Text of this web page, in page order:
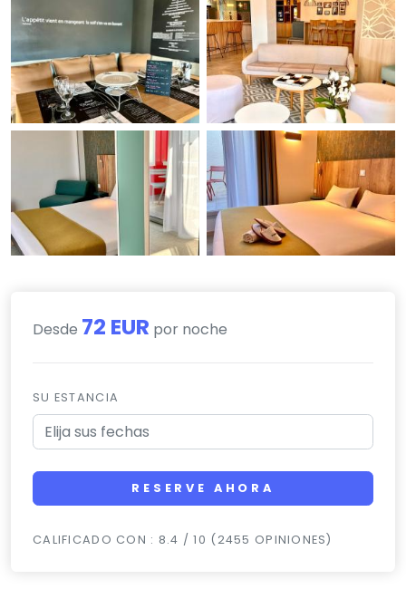
Desde 72 EUR por noche
SU ESTANCIA
RESERVE AHORA
CALIFICADO CON : 8.4 / 10 (2455 OPINIONES)